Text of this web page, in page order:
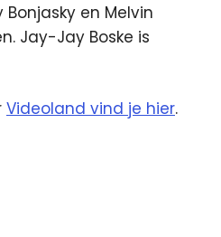
en Melvin
Jay-Jay Boske is
Videoland vind je hier.